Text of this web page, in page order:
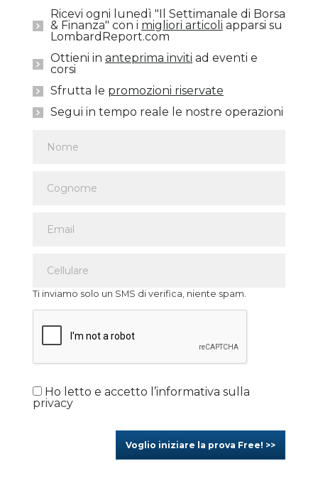
Ricevi ogni lunedì "Il Settimanale di Borsa
& Finanza" con i migliori articoli apparsi su
LombardReport.com
Ottieni in anteprima inviti ad eventi e
corsi
Sfrutta le promozioni riservate
Segui in tempo reale le nostre operazioni
Ti inviamo solo un SMS di verifica, niente spam.
Ho letto e accetto l’informativa sulla
privacy
Voglio iniziare la prova Free! >>